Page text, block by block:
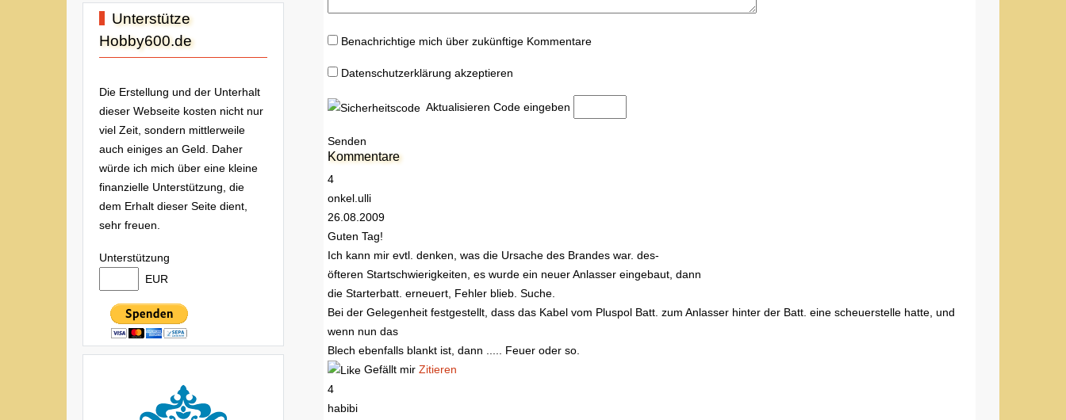
Unterstütze
Hobby600.de
Die Erstellung und der Unterhalt
dieser Webseite kosten nicht nur
viel Zeit, sondern mittlerweile
auch einiges an Geld. Daher
würde ich mich über eine kleine
finanzielle Unterstützung, die
dem Erhalt dieser Seite dient,
sehr freuen.
Unterstützung
EUR
Benachrichtige mich über zukünftige Kommentare
Datenschutzerklärung akzeptieren
Aktualisieren Code eingeben
Senden
Kommentare
4
onkel.ulli
26.08.2009
Guten Tag!
Ich kann mir evtl. denken, was die Ursache des Brandes war. des-
öfteren Startschwierigkeiten, es wurde ein neuer Anlasser eingebaut, dann
die Starterbatt. erneuert, Fehler blieb. Suche.
Bei der Gelegenheit festgestellt, dass das Kabel vom Pluspol Batt. zum Anlasser hinter der Batt. eine scheuerstelle hatte, und
wenn nun das
Blech ebenfalls blankt ist, dann ..... Feuer oder so.
Gefällt mir Zitieren
4
habibi